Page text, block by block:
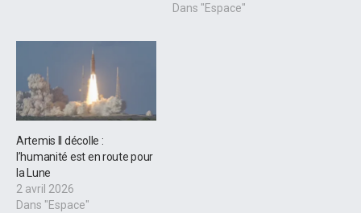
Dans "Espace"
Artemis II décolle :
l’humanité est en route pour
la Lune
2 avril 2026
Dans "Espace"